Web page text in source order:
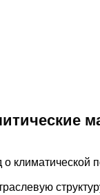
климатической